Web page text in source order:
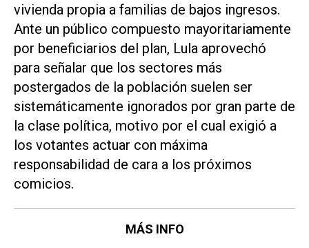
vivienda propia a familias de bajos ingresos.
Ante un público compuesto mayoritariamente
por beneficiarios del plan, Lula aprovechó
para señalar que los sectores más
postergados de la población suelen ser
sistemáticamente ignorados por gran parte de
la clase política, motivo por el cual exigió a
los votantes actuar con máxima
responsabilidad de cara a los próximos
comicios.
MÁS INFO